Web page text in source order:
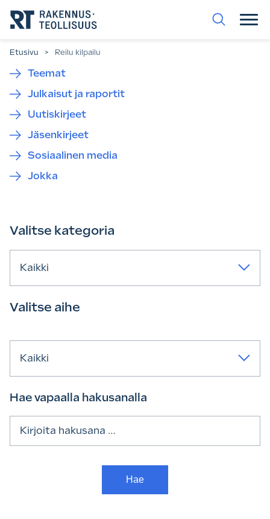
suoraan
sisältöön.
Etusivu > Reilu kilpailu
Teemat
Julkaisut ja raportit
Uutiskirjeet
Jäsenkirjeet
Sosiaalinen media
Jokka
Valitse kategoria
Kaikki
Valitse aihe
Kaikki
Hae vapaalla hakusanalla